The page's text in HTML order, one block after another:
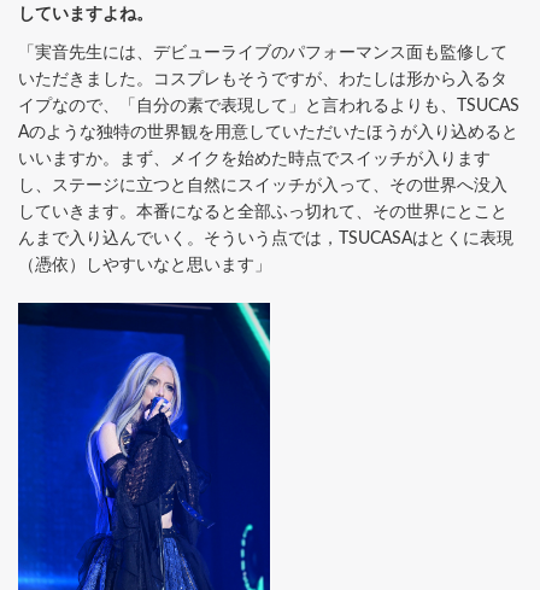
していますよね。
「実音先生には、デビューライブのパフォーマンス面も監修して
いただきました。コスプレもそうですが、わたしは形から入るタ
イプなので、「自分の素で表現して」と言われるよりも、TSUCAS
Aのような独特の世界観を用意していただいたほうが入り込めると
いいますか。まず、メイクを始めた時点でスイッチが入ります
し、ステージに立つと自然にスイッチが入って、その世界へ没入
していきます。本番になると全部ふっ切れて、その世界にとこと
んまで入り込んでいく。そういう点では，TSUCASAはとくに表現
（憑依）しやすいなと思います」